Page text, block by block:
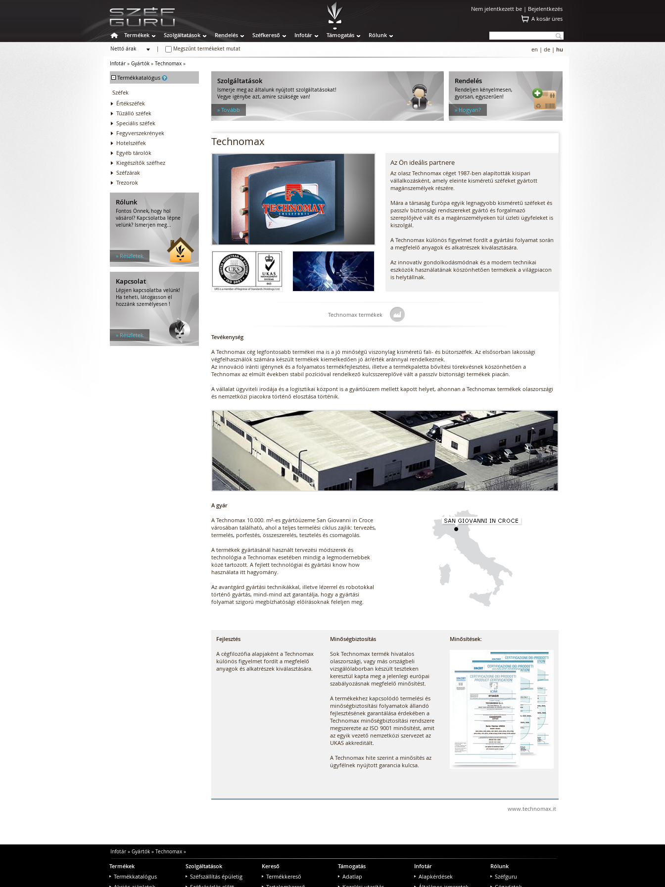
Nem jelentkezett be | Bejelentkezés
A kosár üres
Termékek Szolgáltatások Rendelés Széfkereső Infotár Támogatás Rólunk
Nettó árak
Megszűnt termékeket mutat en | de | hu
Infotár » Gyártók » Technomax »
- Termékkatalógus
Széfek
Értékszéfek
Tűzálló széfek
Speciális széfek
Fegyverszekrények
Hotelszéfek
Egyéb tárolók
Kiegészítők széfhez
Széfzárak
Trezorok
Rólunk
Fontos Önnek, hogy hol
vásárol? Kapcsolatba lépne
velünk? Ismerjen meg...
» Részletek
Kapcsolat
Lépjen kapcsolatba velünk!
Ha teheti, látogasson el
hozzánk személyesen !
» Részletek
Szolgáltatások
Ismerje meg az általunk nyújtott szolgáltatásokat!
Vegye igénybe azt, amire szüksége van!
» Tovább
Rendelés
Rendeljen kényelmesen,
gyorsan, egyszerűen!
» Hogyan?
Technomax
Az Ön ideális partnere
Az olasz Technomax céget 1987-ben alapították kisipari
vállalkozásként, amely eleinte kisméretű széfeket gyártott
magánszemélyek részére.
Mára a társaság Európa egyik legnagyobb kisméretű széfeket és
passzív biztonsági rendszereket gyártó és forgalmazó
szereplőjévé vált és a magánszemélyeken túl üzleti ügyfeleket is
kiszolgál.
A Technomax különös figyelmet fordít a gyártási folyamat során
a megfelelő anyagok és alkatrészek kiválasztására.
Az innovatív gondolkodásmódnak és a modern technikai
eszközök használatának köszönhetően termékeik a világpiacon
is helytállnak.
Technomax termékek
Tevékenység
A Technomax cég legfontosabb termékei ma is a jó minőségű viszonylag kisméretű fali- és bútorszéfek. Az elsősorban lakossági
végfelhasználók számára készült termékek kiemelkedően jó ár/érték aránnyal rendelkeznek.
Az innováció iránti igénynek és a folyamatos termékfejlesztési, illetve a termékpaletta bővítési törekvésnek köszönhetően a
Technomax az elmúlt években stabil pozícióval rendelkező kulcsszereplővé vált a passzív biztonsági termékek piacán.
A vállalat ügyviteli irodája és a logisztikai központ is a gyártóüzem mellett kapott helyet, ahonnan a Technomax termékek olaszországi
és nemzetközi piacokra történő elosztása történik.
A gyár
A Technomax 10.000. m²-es gyártóüzeme San Giovanni in Croce
városában található, ahol a teljes termelési ciklus zajlik: tervezés,
termelés, porfestés, összeszerelés, tesztelés és csomagolás.
A termékek gyártásánál használt tervezési módszerek és
technológia a Technomax esetében mindig a legmodernebbek
közé tartozott. A fejlett technológiai és gyártási know how
használata itt hagyomány.
Az avantgárd gyártási technikákkal, illetve lézerrel és robotokkal
történő gyártás, mind-mind azt garantálja, hogy a gyártási
folyamat szigorú megbízhatósági előírásoknak feleljen meg.
Fejlesztés
A cégfilozófia alapjaként a Technomax
különös figyelmet fordít a megfelelő
anyagok és alkatrészek kiválasztására.
Minőségbiztosítás
Sok Technomax termék hivatalos
olaszországi, vagy más országbeli
vizsgálólaborban készült teszteken
keresztül kapta meg a jelenlegi európai
szabályozásnak megfelelő minősítést.
A termékekhez kapcsolódó termelési és
minőségbiztosítási folyamatok állandó
fejlesztésének garantálása érdekében a
Technomax minőségbiztosítási rendszere
megszerezte az ISO 9001 minősítést, amit
az egyik vezető nemzetközi szervezet az
UKAS akkreditált.
A Technomax hite szerint a minősítés az
ügyfélnek nyújtott garancia kulcsa.
Minősítések:
www.technomax.it
Infotár» Gyártók» Technomax»
Termékek
Termékkatalógus
Szolgáltatások
Széfszállítás épületig
Kereső
Termékkereső
Támogatás
Adatlap
Infotár
Alapkérdések
Rólunk
Széfguru